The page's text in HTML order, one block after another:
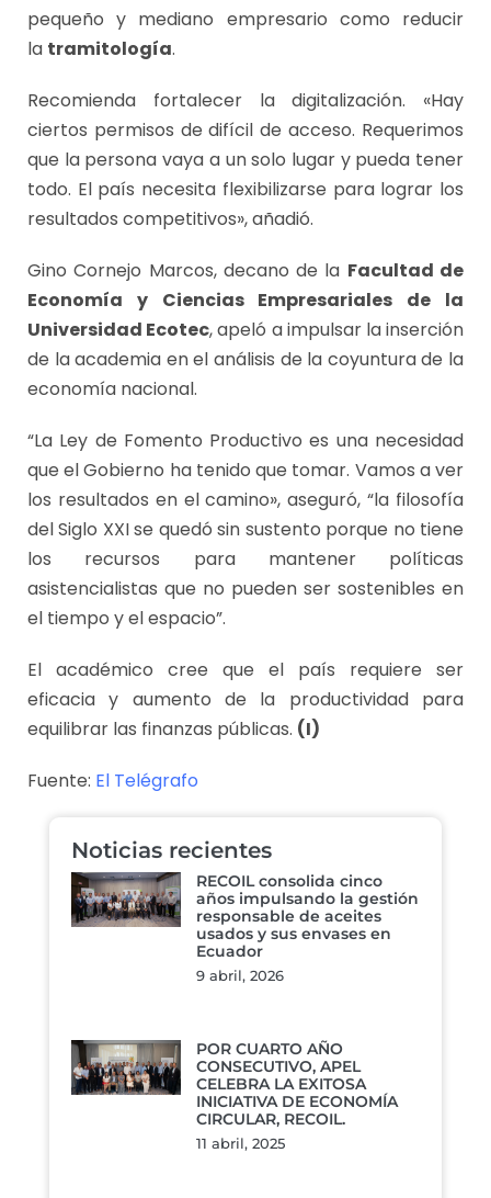
pequeño y mediano empresario como reducir
la tramitología.
Recomienda fortalecer la digitalización. «Hay
ciertos permisos de difícil de acceso. Requerimos
que la persona vaya a un solo lugar y pueda tener
todo. El país necesita flexibilizarse para lograr los
resultados competitivos», añadió.
Gino Cornejo Marcos, decano de la Facultad de
Economía y Ciencias Empresariales de la
Universidad Ecotec, apeló a impulsar la inserción
de la academia en el análisis de la coyuntura de la
economía nacional.
“La Ley de Fomento Productivo es una necesidad
que el Gobierno ha tenido que tomar. Vamos a ver
los resultados en el camino», aseguró, “la filosofía
del Siglo XXI se quedó sin sustento porque no tiene
los recursos para mantener políticas
asistencialistas que no pueden ser sostenibles en
el tiempo y el espacio”.
El académico cree que el país requiere ser
eficacia y aumento de la productividad para
equilibrar las finanzas públicas. (I)
Fuente: El Telégrafo
Noticias recientes
RECOIL consolida cinco
años impulsando la gestión
responsable de aceites
usados y sus envases en
Ecuador
9 abril, 2026
POR CUARTO AÑO
CONSECUTIVO, APEL
CELEBRA LA EXITOSA
INICIATIVA DE ECONOMÍA
CIRCULAR, RECOIL.
11 abril, 2025